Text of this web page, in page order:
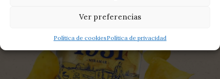
Ver preferencias
Política de cookiesPolítica de privacidad